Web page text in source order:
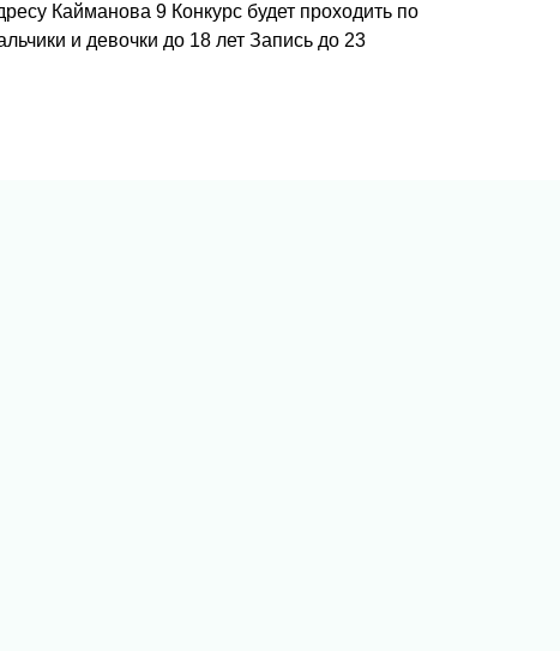
Кайманова 9 Конкурс будет проходить по
и девочки до 18 лет Запись до 23